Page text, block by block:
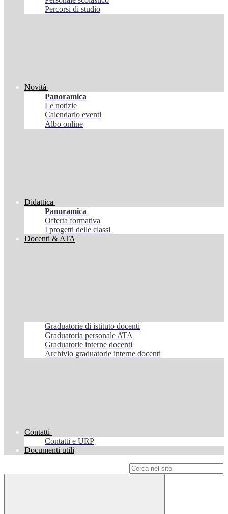
Percorsi di studio
Novità
Panoramica
Le notizie
Calendario eventi
Albo online
Didattica
Panoramica
Offerta formativa
I progetti delle classi
Docenti & ATA
Graduatorie di istituto docenti
Graduatoria personale ATA
Graduatorie interne docenti
Archivio graduatorie interne docenti
Contatti
Contatti e URP
Documenti utili